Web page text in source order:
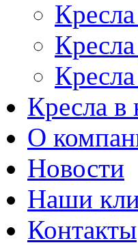
Кресла в
О
Новости
Наши
Контакты